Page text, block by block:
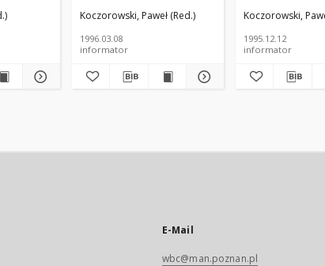
Koczorowski, Paweł (Red.)
1996.03.08
informator
Koczorowski,
1995.12.12
informator
E-Mail
wbc@man.poznan.pl